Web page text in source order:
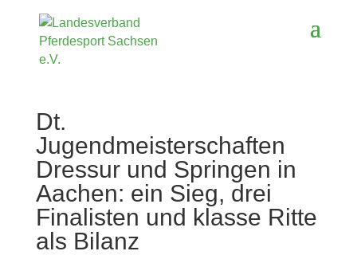
Dt.
Jugendmeisterschaften
Dressur und Springen in
Aachen: ein Sieg, drei
Finalisten und klasse Ritte
als Bilanz